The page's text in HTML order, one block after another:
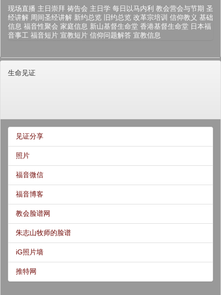
现场直播 主日崇拜 祷告会 主日学 每日以马内利 教会营会与节期 圣
经讲解 周间圣经讲解 新约总览 旧约总览 改革宗培训 信仰教义 基础
信息 福音性聚会 家庭信息 新山基督生命堂 香港基督生命堂 日本福
音事工 福音短片 宣教短片 信仰问题解答 宣教信息
生命见证
见证分享
照片
福音微信
福音博客
教会脸谱网
朱志山牧师的脸谱
iG照片墙
推特网